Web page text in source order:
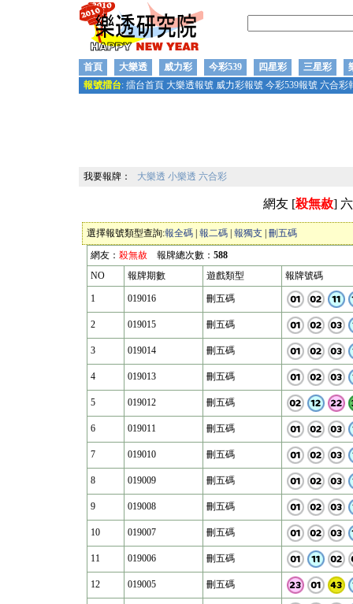
首頁 大樂透 威力彩 今彩539 四星彩 三星彩
報號擂台: 擂台首頁 大樂透報號 威力彩報號 今彩539報號 六合彩
我要報牌： 大樂透 小樂透 六合彩
網友 [殺無赦]
選擇報號類型查詢:報全碼 報二碼 報獨支
刪五碼
網友： 殺無赦 報牌總次數： 588
NO
報牌期數 遊戲類型 報牌號碼
1 019016 刪五碼
2 019015 刪五碼
3 019014 刪五碼
4 019013 刪五碼
5 019012 刪五碼
6 019011 刪五碼
7 019010 刪五碼
8 019009 刪五碼
9 019008 刪五碼
10 019007 刪五碼
11 019006 刪五碼
12 019005 刪五碼